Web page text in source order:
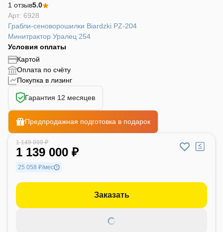
1 отзыв5.0
Арт: 6928
Грабли-сеноворошилки Biardzki PZ-204
Минитрактор Уралец 254
Условия оплаты
Картой
Оплата по счёту
Покупка в лизинг
Гарантия 12 месяцев
Предпродажная подготовка в подарок
1 139 000 ₽
1 149 000 ₽
25 058 ₽/мес
Заказать